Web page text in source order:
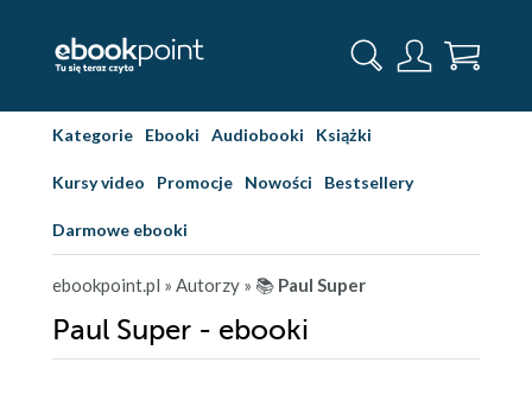
Kategorie Ebooki Audiobooki Książki
Kursy video Promocje Nowości Bestsellery
Darmowe ebooki
ebookpoint.pl » Autorzy » 📚 Paul Super
Paul Super - ebooki